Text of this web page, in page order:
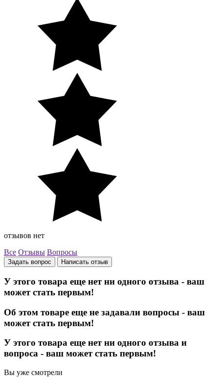
отзывов нет
Все Отзывы Вопросы
Задать вопрос Написать отзыв
У этого товара еще нет ни одного отзыва - ваш
может стать первым!
Об этом товаре еще не задавали вопросы - ваш
может стать первым!
У этого товара еще нет ни одного отзыва и
вопроса - ваш может стать первым!
Вы уже смотрели